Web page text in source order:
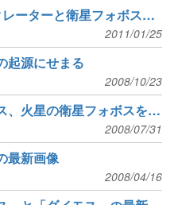
7年目の火星から、クレーターと衛星フォボスの画像
2011/01/25
起源にせまる
2008/10/23
マーズ・エクスプレス、火星の衛星フォボスを激写
2008/07/31
最新画像
2008/04/16